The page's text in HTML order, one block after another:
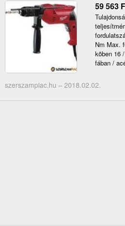
59 563
Nm Max.
kõben 16
fában /
szerszampiac.hu – 2018.02.02.